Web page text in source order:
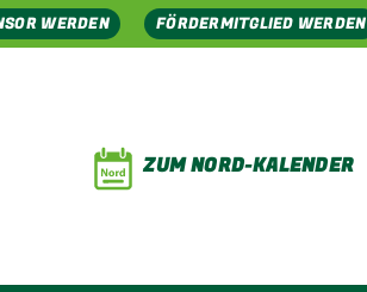
WERDEN FÖRDERMITGLIED WERDEN
ZUM NORD-KALENDER